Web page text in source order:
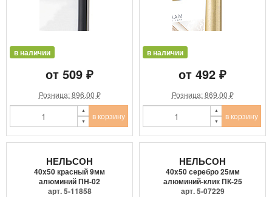
в наличии
от 509 ₽
Розница: 896.00 ₽
в корзину
в наличии
от 492 ₽
Розница: 869.00 ₽
в корзину
НЕЛЬСОН
40x50 красный 9мм
алюминий ПН-02
арт. 5-11858
НЕЛЬСОН
40x50 серебро 25мм
алюминий-клик ПК-25
арт. 5-07229